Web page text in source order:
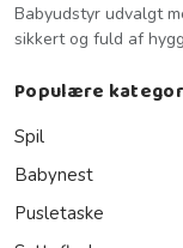
Babyudstyr udvalgt
sikkert og fuld af
Populære
Spil
Babynest
Pusletaske